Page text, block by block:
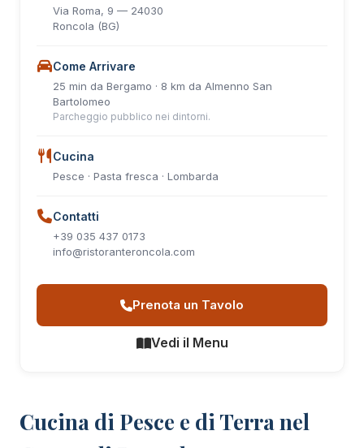
Cucina di Pesce e di Terra nel
Via Roma, 9 — 24030
Roncola (BG)
Come Arrivare
25 min da Bergamo · 8 km da Almenno San
Bartolomeo
Parcheggio pubblico nei dintorni.
Cucina
Pesce · Pasta fresca · Lombarda
Contatti
+39 035 437 0173
info@ristoranteroncola.com
Prenota un Tavolo
Vedi il Menu